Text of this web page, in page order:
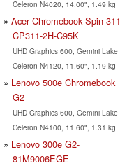
Celeron N4020, 14.00", 1.49 kg
Acer Chromebook Spin 311
CP311-2H-C95K
UHD Graphics 600, Gemini Lake
Celeron N4120, 11.60", 1.19 kg
Lenovo 500e Chromebook
G2
UHD Graphics 600, Gemini Lake
Celeron N4100, 11.60", 1.31 kg
Lenovo 300e G2-
81M9006EGE